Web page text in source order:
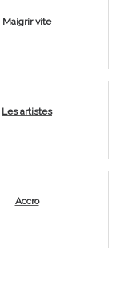
Maigrir vite
Les artistes
Accro